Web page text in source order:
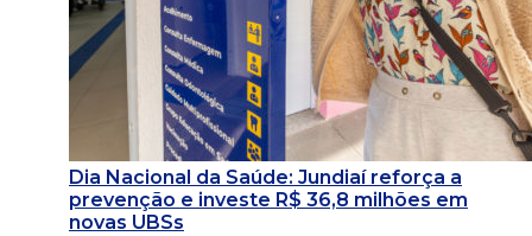
Dia Nacional da Saúde: Jundiaí reforça a
prevenção e investe R$ 36,8 milhões em
novas UBSs